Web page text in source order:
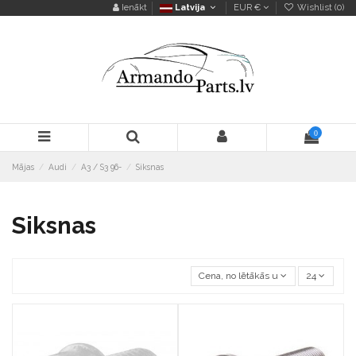
Ienākt Latvija EUR € Wishlist (0)
0
Mājas Audi A3 / S3 96- Siksnas
Siksnas
Cena, no lētākās uz dārgāko
24